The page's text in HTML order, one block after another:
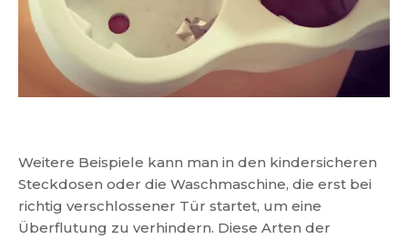
Weitere Beispiele kann man in den kindersicheren
Steckdosen oder die Waschmaschine, die erst bei
richtig verschlossener Tür startet, um eine
Überflutung zu verhindern. Diese Arten der